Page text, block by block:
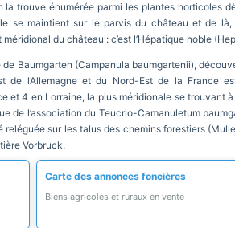
la trouve énumérée parmi les plantes horticoles
se maintient sur le parvis du château et de
du château : c’est l’Hépatique noble
Baumgarten (Campanula baumgartenii),
de l’Allemagne et du Nord-Est de la France
et 4 en Lorraine, la plus méridionale se trouvant
de l’association du Teucrio-Camanuletum
sur les talus des chemins forestiers
Vorbruck.
Carte des annonces foncières
Biens agricoles et ruraux en vente